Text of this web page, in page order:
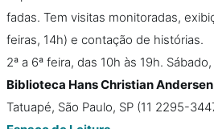
fadas. Tem visitas monitoradas,
feiras, 14h) e contação de histórias.
2ª a 6ª feira, das 10h às 19h.
Biblioteca Hans Christian Andersen
Tatuapé, São Paulo, SP (11 2295-